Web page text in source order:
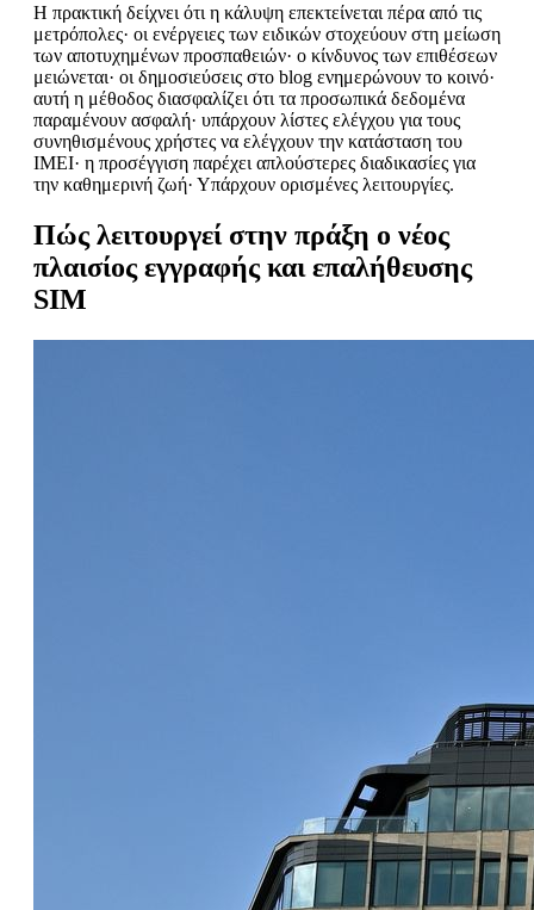
Η πρακτική δείχνει ότι η κάλυψη επεκτείνεται πέρα από τις
μετρόπολες· οι ενέργειες των ειδικών στοχεύουν στη μείωση
των αποτυχημένων προσπαθειών· ο κίνδυνος των επιθέσεων
μειώνεται· οι δημοσιεύσεις στο blog ενημερώνουν το κοινό·
αυτή η μέθοδος διασφαλίζει ότι τα προσωπικά δεδομένα
παραμένουν ασφαλή· υπάρχουν λίστες ελέγχου για τους
συνηθισμένους χρήστες να ελέγχουν την κατάσταση του
IMEI· η προσέγγιση παρέχει απλούστερες διαδικασίες για
την καθημερινή ζωή· Υπάρχουν ορισμένες λειτουργίες.
Πώς λειτουργεί στην πράξη ο νέος
πλαισίος εγγραφής και επαλήθευσης
SIM